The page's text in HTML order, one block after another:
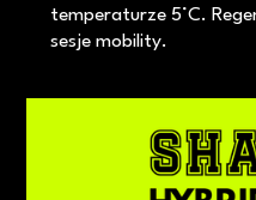
temperaturze 5°C.
sesje mobility.